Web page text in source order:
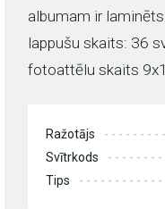
albumam ir
lappušu skaits: 36
fotoattēlu skaits
Ražotājs
Svītrkods
Tips